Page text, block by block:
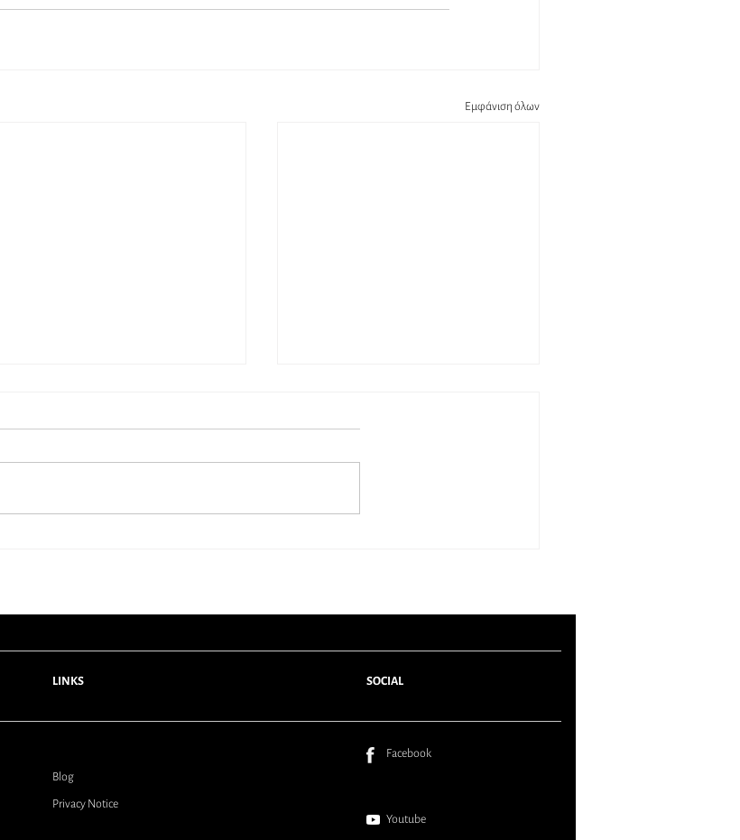
Εμφάνιση όλων
“Ψήφος” Εμπιστοσύνης.
LINKS
Blog
Privacy Notice
SOCIAL
Facebook
Youtube